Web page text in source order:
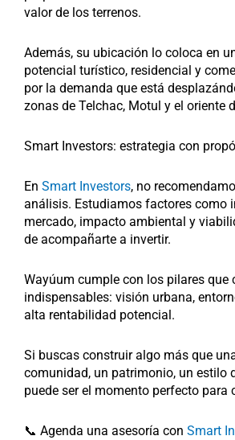
valor de los terrenos.
Además, su ubicación lo coloca en
potencial turístico, residencial y
por la demanda que está
zonas de Telchac, Motul y el oriente
Smart Investors: estrategia con
En Smart Investors, no
análisis. Estudiamos factores como
mercado, impacto ambiental y
de acompañarte a invertir.
Wayúum cumple con los pilares que
indispensables: visión urbana,
alta rentabilidad potencial.
Si buscas construir algo más que
comunidad, un patrimonio, un estilo
puede ser el momento perfecto para
📞 Agenda una asesoría con Smart